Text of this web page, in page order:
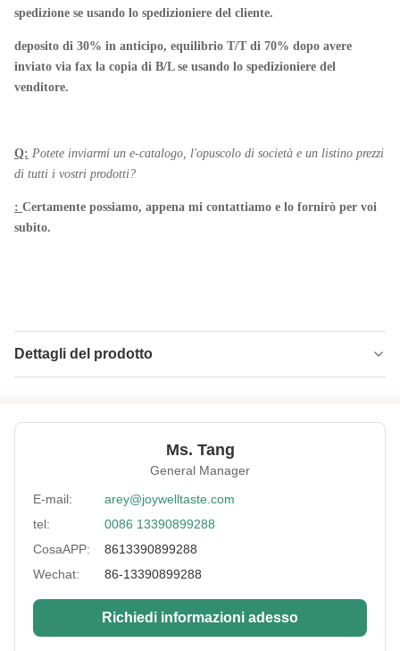
spedizione se usando lo spedizioniere del cliente.
deposito di 30% in anticipo, equilibrio T/T di 70% dopo avere
inviato via fax la copia di B/L se usando lo spedizioniere del
venditore.
Q: Potete inviarmi un e-catalogo, l'opuscolo di società e un listino prezzi
di tutti i vostri prodotti?
: Certamente possiamo, appena mi contattiamo e lo fornirò per voi
subito.
Dettagli del prodotto
entro 25 giorni
Certificates: BRC, HACCP, HALAL, CASCER
Storage: Deposito nel posto asciutto fresco
Payment:
Key Words: Anacardi
Ms. Tang
General Manager
E-mail:
arey@joywelltaste.com
tel:
0086 13390899288
CosaAPP:
8613390899288
Wechat:
86-13390899288
Richiedi informazioni adesso